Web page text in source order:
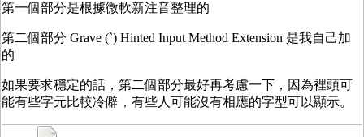
第一個部分是根據微軟新注音整理的
第二個部分 Grave (`) Hinted Input Method Extension 是我自己加
的
如果要求穩定的話，第二個部分最好再考慮一下，因為裡頭可
能有些字元比較冷僻，有些人可能沒有相應的字型可以顯示。